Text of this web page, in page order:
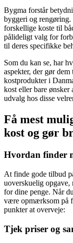
Bygma forstår
byggeri og rengøring.
forskellige koste til
pålideligt valg for
til deres specifikke
Som du kan se, har
aspekter, der gør
kostprodukter i
kost eller bare
udvalg hos disse
Få mest
kost og gør
Hvordan finder
At finde gode tilbud
uoverskuelig opgave,
for dine penge. Når
være opmærksom på
punkter at overveje:
Tjek priser og